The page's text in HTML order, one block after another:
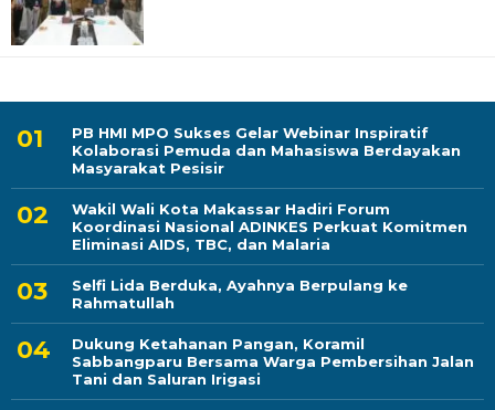
PB HMI MPO Sukses Gelar Webinar Inspiratif
Kolaborasi Pemuda dan Mahasiswa Berdayakan
Masyarakat Pesisir
Wakil Wali Kota Makassar Hadiri Forum
Koordinasi Nasional ADINKES Perkuat Komitmen
Eliminasi AIDS, TBC, dan Malaria
Selfi Lida Berduka, Ayahnya Berpulang ke
Rahmatullah
Dukung Ketahanan Pangan, Koramil
Sabbangparu Bersama Warga Pembersihan Jalan
Tani dan Saluran Irigasi